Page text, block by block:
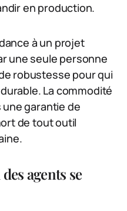
en production.
à un projet
une seule personne
robustesse pour qui
La commodité
une garantie de
de tout outil
agents se